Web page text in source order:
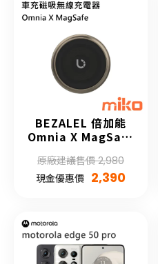
BEZALEL 倍加能
Omnia X MagSafe
原廠建議售價 2,980
現金優惠價 2,390